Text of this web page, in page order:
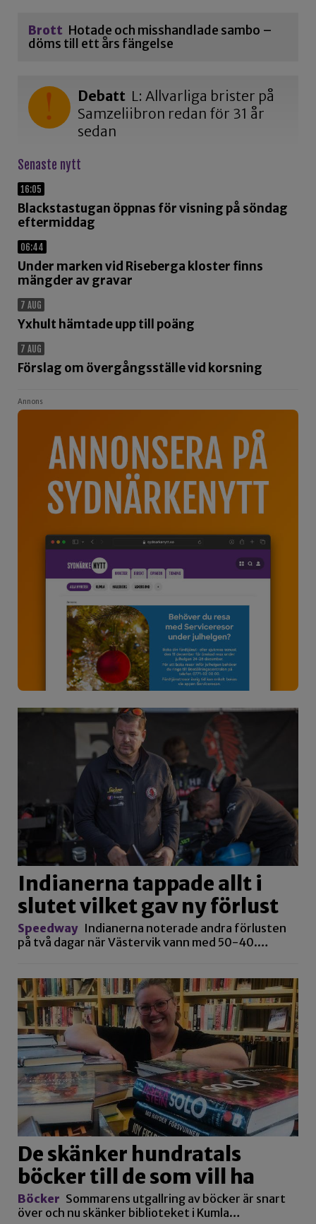
Brott Hotade och misshandlade sambo –
döms till ett års fängelse
Debatt L: Allvarliga brister på
Samzeliibron redan för 31 år
sedan
Senaste nytt
16:05
Blackstastugan öppnas för visning på söndag
eftermiddag
06:44
Under marken vid Riseberga kloster finns
mängder av gravar
7 AUG
Yxhult hämtade upp till poäng
7 AUG
Förslag om övergångsställe vid korsning
Annons
Indianerna tappade allt i
slutet vilket gav ny förlust
Speedway Indianerna noterade andra förlusten
på två dagar när Västervik vann med 50-40.…
De skänker hundratals
böcker till de som vill ha
Böcker Sommarens utgallring av böcker är snart
över och nu skänker biblioteket i Kumla…